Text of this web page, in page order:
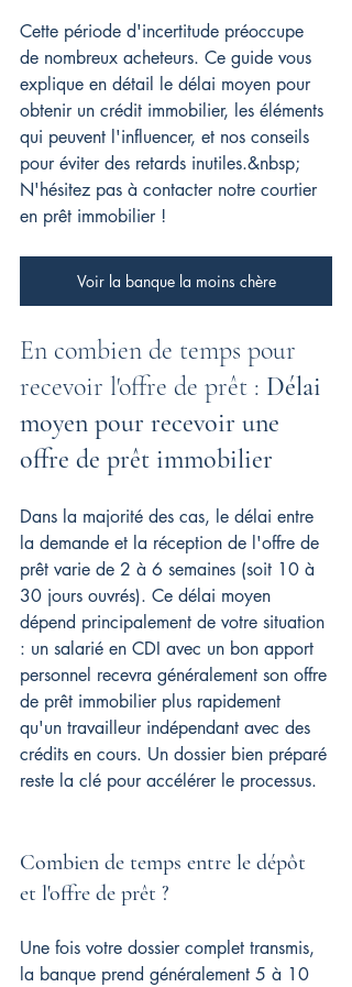
Cette période d'incertitude préoccupe
de nombreux acheteurs. Ce guide vous
explique en détail le délai moyen pour
obtenir un crédit immobilier, les éléments
qui peuvent l'influencer, et nos conseils
pour éviter des retards inutiles.&nbsp;
N'hésitez pas à contacter notre courtier
en prêt immobilier !
Voir la banque la moins chère
En combien de temps pour
recevoir l'offre de prêt : Délai
moyen pour recevoir une
offre de prêt immobilier
Dans la majorité des cas, le délai entre
la demande et la réception de l'offre de
prêt varie de 2 à 6 semaines (soit 10 à
30 jours ouvrés). Ce délai moyen
dépend principalement de votre situation
: un salarié en CDI avec un bon apport
personnel recevra généralement son offre
de prêt immobilier plus rapidement
qu'un travailleur indépendant avec des
crédits en cours. Un dossier bien préparé
reste la clé pour accélérer le processus.
Combien de temps entre le dépôt
et l'offre de prêt ?
Une fois votre dossier complet transmis,
la banque prend généralement 5 à 10